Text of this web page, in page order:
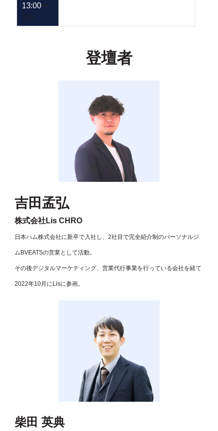
13:00〜
145
登壇者
吉田孟弘
株式会社Lis CHRO
日本ハム株式会社に新卒で入社し、2社目で完全紹介制のパーソナルジ
ムBVEATSの営業として活動。
その後デジタルマーケティング、営業代行事業を行っている会社を経て
2022年10月にLisに参画。
柴田 英典